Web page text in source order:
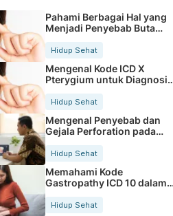
Pahami Berbagai Hal yang
Menjadi Penyebab Buta
Hidup Sehat
Mengenal Kode ICD X
Pterygium untuk Diagnosis
Hidup Sehat
Mengenal Penyebab dan
Gejala Perforation pada
Tubuh
Hidup Sehat
Memahami Kode
Gastropathy ICD 10 dalam
Rekam Medis Pasien
Hidup Sehat